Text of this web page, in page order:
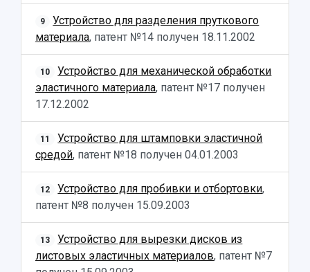
Кампус
3D-тур по университету
Учебный аэродром
Центр истории авиационных двигателей
Ботанический сад
Умный дом бабочек
Международный межвузовский кампус
Сведения об образовательной организации
Официальные документы
Противодействие COVID-19
Патенты
Публикации и издания
9
Устройство для разделения пруткового
материала, патент №14 получен 18.11.2002
10
Устройство для механической обработки
эластичного материала, патент №17 получен
17.12.2002
11
Устройство для штамповки эластичной
средой, патент №18 получен 04.01.2003
12 Устройство для пробивки и отбортовки,
патент №8 получен 15.09.2003
13
Устройство для вырезки дисков из
листовых эластичных материалов, патент №7